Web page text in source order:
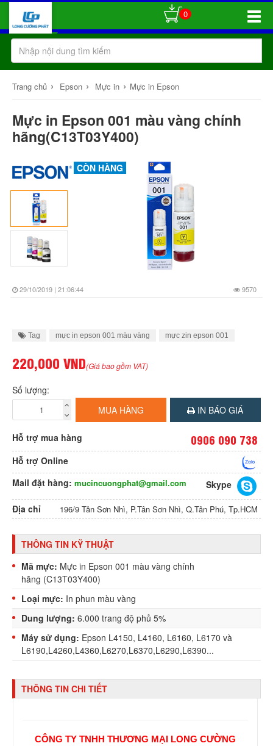
Toggle
0
Trang chủ › Epson › Mực in › Mực in Epson
Mực in Epson 001 màu vàng chính
hãng(C13T03Y400)
CÒN HÀNG
29/10/2019 | 21:06:44 9570
Tag mực in epson 001 màu vàng mực zin epson 001
220,000 VND(Giá bao gồm VAT)
Số lượng:
MUA HÀNG
IN BÁO GIÁ
Hỗ trợ mua hàng 0906 090 738
Hỗ trợ Online
Mail đặt hàng: mucincuongphat@gmail.com
Skype
Địa chỉ
196/9 Tân Sơn Nhì, P.Tân Sơn Nhì, Q.Tân Phú, Tp.HCM
THÔNG TIN KỸ THUẬT
Mã mực: Mực in Epson 001 màu vàng chính
hãng (C13T03Y400)
Loại mực: In phun màu vàng
Dung lượng: 6.000 trang độ phủ 5%
Máy sử dụng: Epson L4150, L4160, L6160, L6170 và
L6190,L4260,L4360,L6270,L6370,L6290,L6390...
THÔNG TIN CHI TIẾT
CÔNG TY TNHH THƯƠNG MẠI LONG CƯỜNG